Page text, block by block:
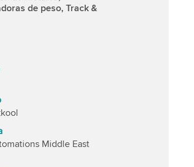
de peso, Track &
Middle East